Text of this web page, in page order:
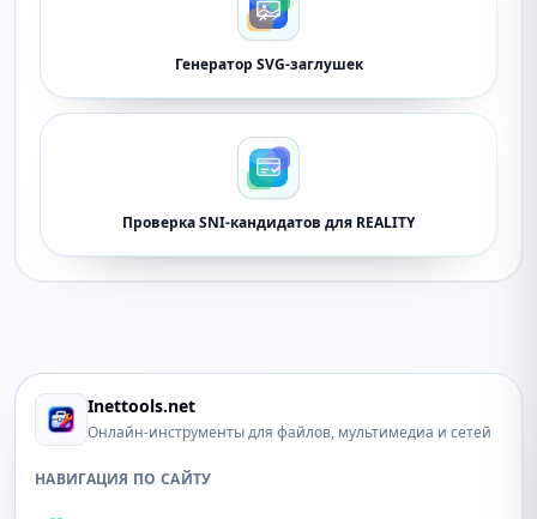
Генератор SVG-заглушек
Проверка SNI-кандидатов для REALITY
Inettools.net
Онлайн-инструменты для файлов, мультимедиа и сетей
НАВИГАЦИЯ ПО САЙТУ